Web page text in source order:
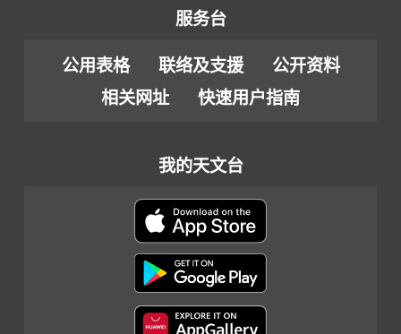
服务台
公用表格 联络及支援
公开资料
相关网址
快速用户指南
我的天文台